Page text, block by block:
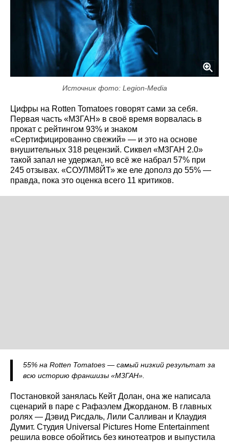
Источник фото: Legion-Media
Цифры на Rotten Tomatoes говорят сами за себя.
Первая часть «М3ГАН» в своё время ворвалась в
прокат с рейтингом 93% и знаком
«Сертифицированно свежий» — и это на основе
внушительных 318 рецензий. Сиквел «М3ГАН 2.0»
такой запал не удержал, но всё же набрал 57% при
245 отзывах. «СОУЛМ8ЙТ» же еле дополз до 55% —
правда, пока это оценка всего 11 критиков.
55% на Rotten Tomatoes — самый низкий результат за
всю историю франшизы «М3ГАН».
Постановкой занялась Кейт Долан, она же написала
сценарий в паре с Рафаэлем Джорданом. В главных
ролях — Дэвид Рисдаль, Лили Салливан и Клаудия
Думит. Студия Universal Pictures Home Entertainment
решила вовсе обойтись без кинотеатров и выпустила